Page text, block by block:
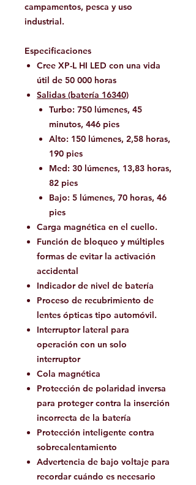
campamentos, pesca y uso
industrial.
Especificaciones
Cree XP-L HI LED con una vida
útil de 50 000 horas
Salidas (batería 16340)
Turbo: 750 lúmenes, 45
minutos, 446 pies
Alto: 150 lúmenes, 2,58 horas,
190 pies
Med: 30 lúmenes, 13,83 horas,
82 pies
Bajo: 5 lúmenes, 70 horas, 46
pies
Carga magnética en el cuello.
Función de bloqueo y múltiples
formas de evitar la activación
accidental
Indicador de nivel de batería
Proceso de recubrimiento de
lentes ópticas tipo automóvil.
Interruptor lateral para
operación con un solo
interruptor
Cola magnética
Protección de polaridad inversa
para proteger contra la inserción
incorrecta de la batería
Protección inteligente contra
sobrecalentamiento
Advertencia de bajo voltaje para
recordar cuándo es necesario